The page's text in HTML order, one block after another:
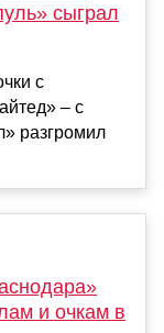
сыграл
с
– с
разгромил
и очкам в